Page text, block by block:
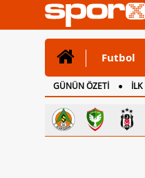
Futbol
GÜNÜN ÖZETİ
CANLI ANLATIM